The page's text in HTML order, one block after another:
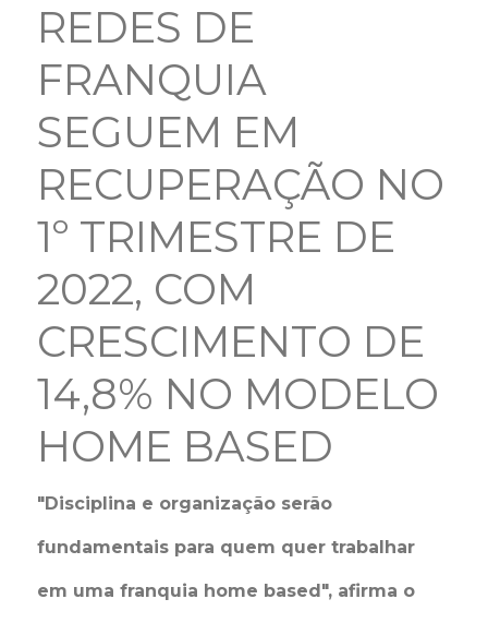
REDES DE
FRANQUIA
SEGUEM EM
RECUPERAÇÃO NO
1º TRIMESTRE DE
2022, COM
CRESCIMENTO DE
14,8% NO MODELO
HOME BASED
"Disciplina e organização serão
fundamentais para quem quer trabalhar
em uma franquia home based", afirma o